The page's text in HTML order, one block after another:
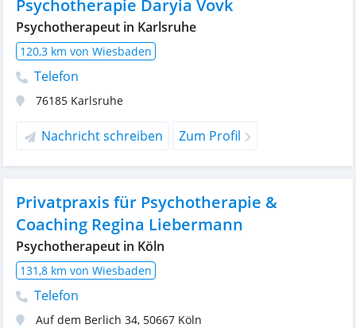
Psychotherapie Daryia Vovk
Psychotherapeut in Karlsruhe
120,3 km von Wiesbaden
Telefon
76185 Karlsruhe
Nachricht schreiben Zum Profil
Privatpraxis für Psychotherapie &
Coaching Regina Liebermann
Psychotherapeut in Köln
131,8 km von Wiesbaden
Telefon
Auf dem Berlich 34, 50667 Köln